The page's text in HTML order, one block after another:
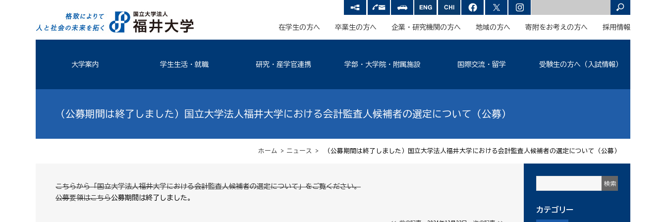
在学生の方へ 卒業生の方へ 企業・研究機関の方へ 地域の方へ 寄附をお考えの方へ 採用情報
大学案内 学生生活・就職 研究・産学官連携 学部・大学院・附属施設 国際交流・留学 受験生の方へ（入試情報）
（公募期間は終了しました）国立大学法人福井大学における会計監査人候補者の選定について（公募）
ホーム > ニュース > （公募期間は終了しました）国立大学法人福井大学における会計監査人候補者の選定について（公募）
こちらから「国立大学法人福井大学における会計監査人候補者の選定について」をご覧ください。
公募要領はこちら→公募期間は終了しました。
カテゴリー